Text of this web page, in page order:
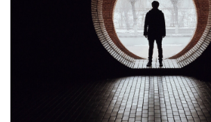
リモートワーク